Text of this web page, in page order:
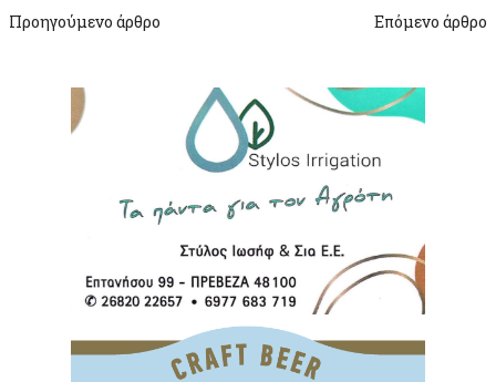
Προηγούμενο άρθρο Επόμενο άρθρο